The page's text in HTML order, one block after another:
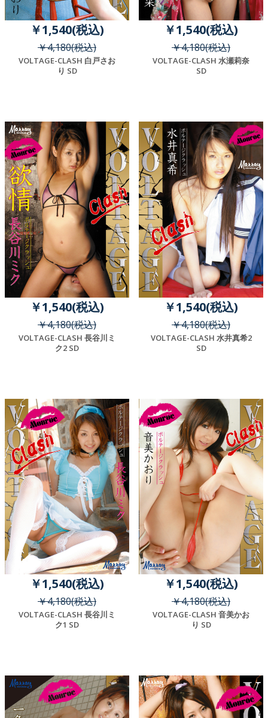
￥1,540(税込)
￥4,180(税込)
VOLTAGE-CLASH 白戸さお
り SD
￥1,540(税込)
￥4,180(税込)
VOLTAGE-CLASH 水瀬莉奈
SD
￥1,540(税込)
￥4,180(税込)
VOLTAGE-CLASH 長谷川ミ
ク2 SD
￥1,540(税込)
￥4,180(税込)
VOLTAGE-CLASH 水井真希2
SD
￥1,540(税込)
￥4,180(税込)
VOLTAGE-CLASH 長谷川ミ
ク1 SD
￥1,540(税込)
￥4,180(税込)
VOLTAGE-CLASH 音美かお
り SD